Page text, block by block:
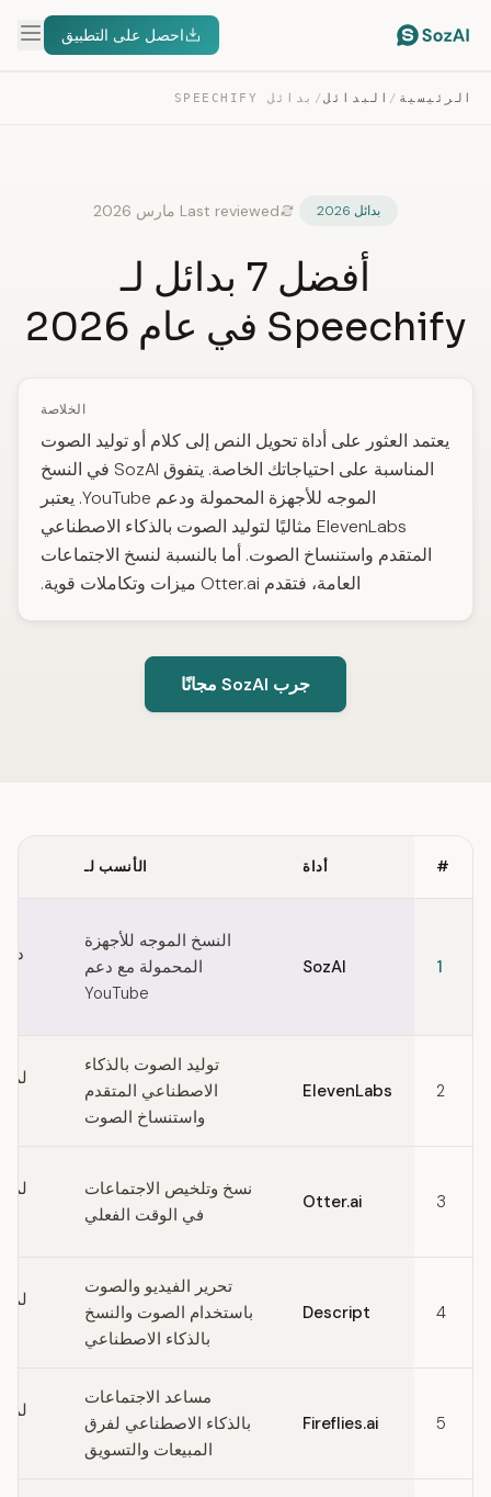
احصل على التطبيق
الرئيسية / البدائل/ بدائل SPEECHIFY
بدائل 2026 Last reviewed مارس 2026
أفضل 7 بدائل لـ
Speechify في عام 2026
الخلاصة
يعتمد العثور على أداة تحويل النص إلى كلام أو توليد الصوت
المناسبة على احتياجاتك الخاصة. يتفوق SozAI في النسخ
الموجه للأجهزة المحمولة ودعم YouTube. يعتبر
ElevenLabs مثاليًا لتوليد الصوت بالذكاء الاصطناعي
المتقدم واستنساخ الصوت. أما بالنسبة لنسخ الاجتماعات
العامة، فتقدم Otter.ai ميزات وتكاملات قوية.
جرب SozAI مجانًا
# أداة الأنسب لـ
1
SozAI
النسخ الموجه للأجهزة
المحمولة مع دعم
YouTube
2
ElevenLabs
توليد الصوت بالذكاء
الاصطناعي المتقدم
واستنساخ الصوت
لم
3
Otter.ai
نسخ وتلخيص الاجتماعات
في الوقت الفعلي
لم
4
Descript
تحرير الفيديو والصوت
باستخدام الصوت والنسخ
بالذكاء الاصطناعي
لم
5
Fireflies.ai
مساعد الاجتماعات
بالذكاء الاصطناعي لفرق
المبيعات والتسويق
لم